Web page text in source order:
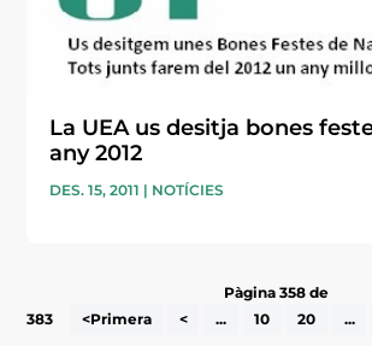
La UEA us desitja bones
any 2012
DES. 15, 2011 | NOTÍCIES
Pàgina 358 de
383
<Primera < ... 10 20 ...